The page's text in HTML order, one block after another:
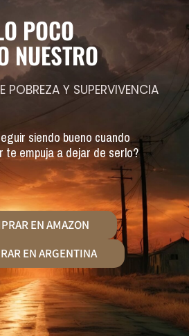
POCO
NUESTRO
POBREZA Y SUPERVIVENCIA
siendo bueno cuando
empuja a dejar de serlo?
EN AMAZON
EN ARGENTINA